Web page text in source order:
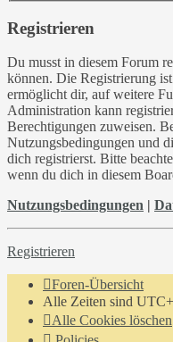
Registrieren
Du musst in diesem Forum
können. Die Registrierung
ermöglicht dir, auf weitere
Administration kann
Berechtigungen zuweisen.
Nutzungsbedingungen und
dich registrierst. Bitte
wenn du dich in diesem
Nutzungsbedingungen |
Registrieren
Foren-Übersicht
Alle Zeiten sind
Alle Cookies löschen